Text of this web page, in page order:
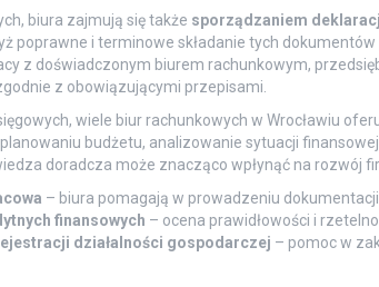
biura zajmują się także sporządzaniem
poprawne i terminowe składanie tych
z doświadczonym biurem rachunkowym,
z obowiązującymi przepisami.
wiele biur rachunkowych w Wrocławiu
budżetu, analizowanie sytuacji
doradcza może znacząco wpłynąć na rozwój
– biura pomagają w prowadzeniu
finansowych – ocena prawidłowości i
działalności gospodarczej – pomoc w